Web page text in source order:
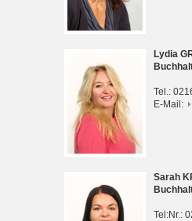
Lydia
Tel.:
E-Mail:
Sarah
Tel:Nr.: